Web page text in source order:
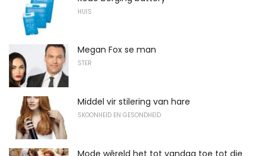
HUIS
Megan Fox se man
STER
Middel vir stilering van hare
SKOONHEID EN GESONDHEID
Mode wêreld het tot vandag toe tot die